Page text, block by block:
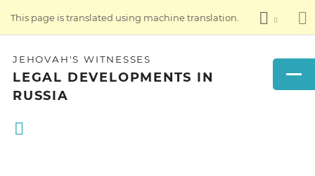
This page is translated using machine translation.
JEHOVAH'S WITNESSES
LEGAL DEVELOPMENTS IN
RUSSIA